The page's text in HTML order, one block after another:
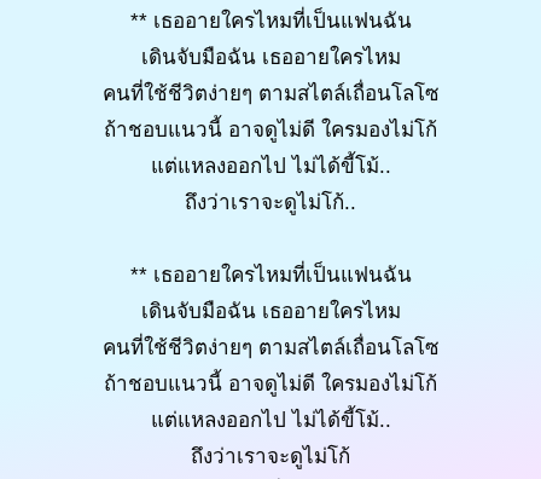
** เธออายใครไหมที่เป็นแฟนฉัน
เดินจับมือฉัน เธออายใครไหม
คนที่ใช้ชีวิตง่ายๆ ตามสไตล์เถื่อนโลโซ
ถ้าชอบแนวนี้ อาจดูไม่ดี ใครมองไม่โก้
แต่แหลงออกไป ไม่ได้ขี้โม้..
ถึงว่าเราจะดูไม่โก้..
** เธออายใครไหมที่เป็นแฟนฉัน
เดินจับมือฉัน เธออายใครไหม
คนที่ใช้ชีวิตง่ายๆ ตามสไตล์เถื่อนโลโซ
ถ้าชอบแนวนี้ อาจดูไม่ดี ใครมองไม่โก้
แต่แหลงออกไป ไม่ได้ขี้โม้..
ถึงว่าเราจะดูไม่โก้